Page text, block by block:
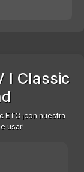
I Classic
ETC ¡con nuestra
usar!